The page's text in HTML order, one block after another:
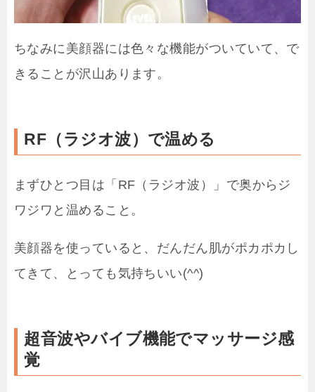
ちなみに美顔器には色々な機能がついていて、で
きることが沢山あります。
RF（ラジオ波）で温める
まずひとつ目は「RF（ラジオ波）」で奥からジ
ワジワと温めること。
美顔器を使っていると、だんだん肌がポカポカし
てきて、とっても気持ちいい(^^)
超音波やバイブ機能でマッサージ感
覚